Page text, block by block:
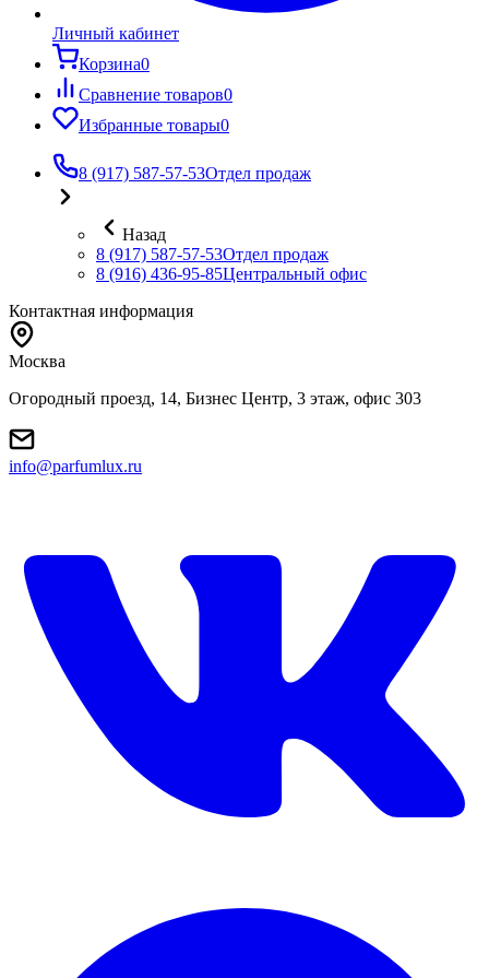
Личный кабинет
Корзина0
Сравнение товаров0
Избранные товары0
8 (917) 587-57-53Отдел продаж
Назад
8 (917) 587-57-53Отдел продаж
8 (916) 436-95-85Центральный офис
Контактная информация
Москва
Огородный проезд, 14, Бизнес Центр, 3 этаж, офис 303
info@parfumlux.ru